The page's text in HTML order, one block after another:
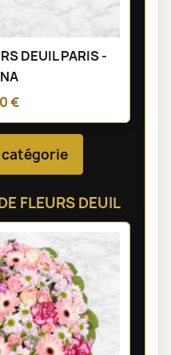
DEUIL PARIS -
€
FLEURS DEUIL